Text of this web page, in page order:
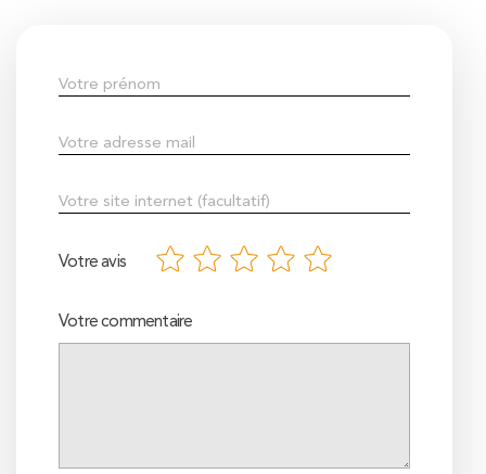
Votre avis
Votre commentaire